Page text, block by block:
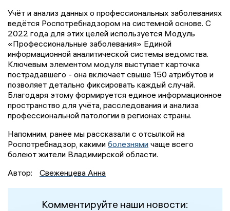
Учёт и анализ данных о профессиональных заболеваниях
ведётся Роспотребнадзором на системной основе. С
2022 года для этих целей используется Модуль
«Профессиональные заболевания» Единой
информационной аналитической системы ведомства.
Ключевым элементом модуля выступает карточка
пострадавшего - она включает свыше 150 атрибутов и
позволяет детально фиксировать каждый случай.
Благодаря этому формируется единое информационное
пространство для учёта, расследования и анализа
профессиональной патологии в регионах страны.
Напомним, ранее мы рассказали с отсылкой на
Роспотребнадзор, какими болезнями чаще всего
болеют жители Владимирской области.
Автор:
Свеженцева Анна
Комментируйте наши новости: